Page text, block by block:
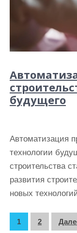
будущего
Автоматизация
технологии
строительства
развития
новых
П
1 2